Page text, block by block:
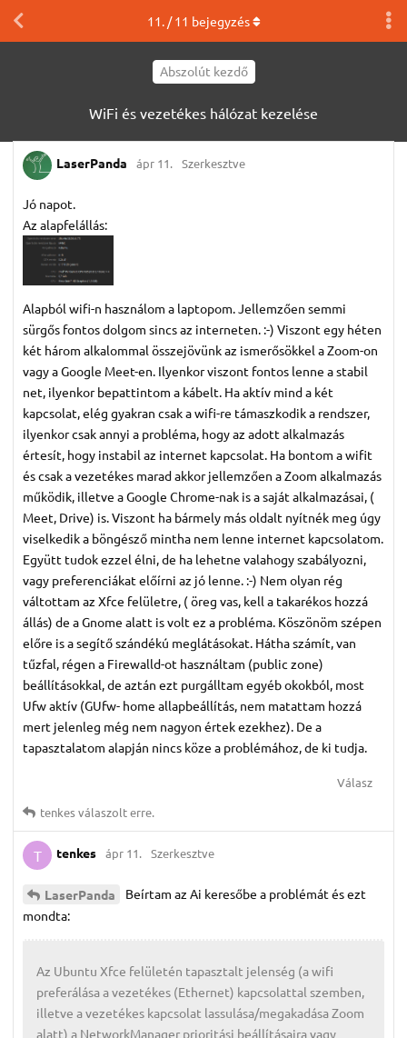
Abszolút kezdő
WiFi és vezetékes hálózat kezelése
11. /11 bejegyzés
LaserPanda ápr 11. Szerkesztve
Jó napot.
Az alapfelállás:
Alapból wifi-n használom a laptopom. Jellemzően semmi
sürgős fontos dolgom sincs az interneten. :-) Viszont egy héten
két három alkalommal összejövünk az ismerősökkel a Zoom-on
vagy a Google Meet-en. Ilyenkor viszont fontos lenne a stabil
net, ilyenkor bepattintom a kábelt. Ha aktív mind a két
kapcsolat, elég gyakran csak a wifi-re támaszkodik a rendszer,
ilyenkor csak annyi a probléma, hogy az adott alkalmazás
értesít, hogy instabil az internet kapcsolat. Ha bontom a wifit
és csak a vezetékes marad akkor jellemzően a Zoom alkalmazás
működik, illetve a Google Chrome-nak is a saját alkalmazásai, (
Meet, Drive) is. Viszont ha bármely más oldalt nyítnék meg úgy
viselkedik a böngésző mintha nem lenne internet kapcsolatom.
Együtt tudok ezzel élni, de ha lehetne valahogy szabályozni,
vagy preferenciákat előírni az jó lenne. :-) Nem olyan rég
váltottam az Xfce felületre, ( öreg vas, kell a takarékos hozzá
állás) de a Gnome alatt is volt ez a probléma. Köszönöm szépen
előre is a segítő szándékú meglátásokat. Hátha számít, van
tűzfal, régen a Firewalld-ot használtam (public zone)
beállításokkal, de aztán ezt purgálltam egyéb okokból, most
Ufw aktív (GUfw- home allapbeállítás, nem matattam hozzá
mert jelenleg még nem nagyon értek ezekhez). De a
tapasztalatom alapján nincs köze a problémához, de ki tudja.
Válasz
tenkesválaszolt erre.
T tenkes ápr 11. Szerkesztve
LaserPanda
Beírtam az Ai keresőbe a problémát és ezt
mondta:
Az Ubuntu Xfce felületén tapasztalt jelenség (a wifi
preferálása a vezetékes (Ethernet) kapcsolattal szemben,
illetve a vezetékes kapcsolat lassulása/megakadása Zoom
alatt) a NetworkManager prioritási beállításaira vagy